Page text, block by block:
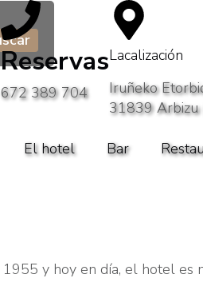
Reservas
672 389 704
Lacalización
Iruñeko
31839 Arbizu
El hotel Bar
y hoy en día, el hotel es